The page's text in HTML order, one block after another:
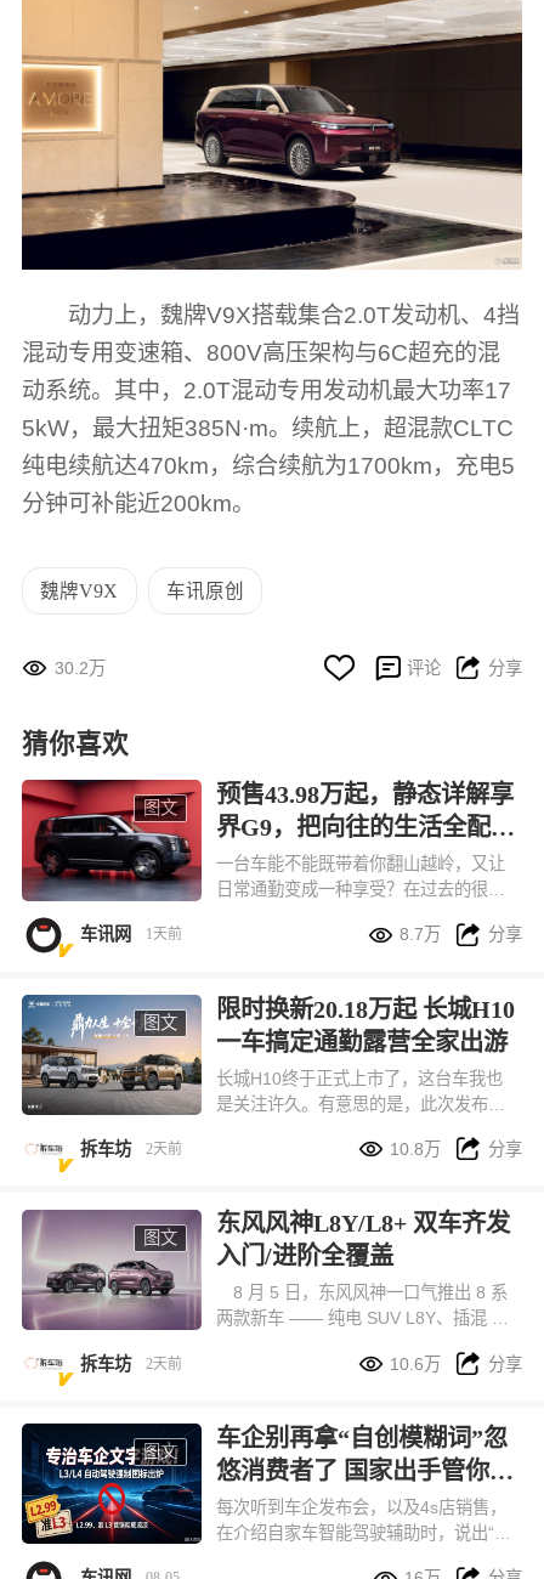
动力上，魏牌V9X搭载集合2.0T发动机、4挡
混动专用变速箱、800V高压架构与6C超充的混
动系统。其中，2.0T混动专用发动机最大功率17
5kW，最大扭矩385N·m。续航上，超混款CLTC
纯电续航达470km，综合续航为1700km，充电5
分钟可补能近200km。
魏牌V9X 车讯原创
 30.2万   评论  分享
猜你喜欢
图文
预售43.98万起，静态详解享
界G9，把向往的生活全配齐
了
一台车能不能既带着你翻山越岭，又让
日常通勤变成一种享受？在过去的很长
一个。鸿蒙智行给出的答案很直接，首
车讯网 1天前  8.7万  分享
图文
限时换新20.18万起 长城H10
一车搞定通勤露营全家出游
长城H10终于正式上市了，这台车我也
是关注许久。有意思的是，此次发布会
奶奶的环节，看的出对品牌的信赖。H1
尺寸和空间够大！还有轻越野能力稍微
改装一下，就是一台不错的轻度穿越旅
行车。
拆车坊 2天前  10.8万  分享
图文
东风风神L8Y/L8+ 双车齐发
入门/进阶全覆盖
8 月 5 日，东风风神一口气推出 8 系
两款新车 —— 纯电 SUV L8Y、插混 SU
10 万级城市家用代步，另一款面向预算
拆车坊 2天前  10.6万  分享
图文
车企别再拿“自创模糊词”忽
悠消费者了 国家出手管你们
来了
每次听到车企发布会，以及4s店销售，
在介绍自家车智能驾驶辅助时，说出“我